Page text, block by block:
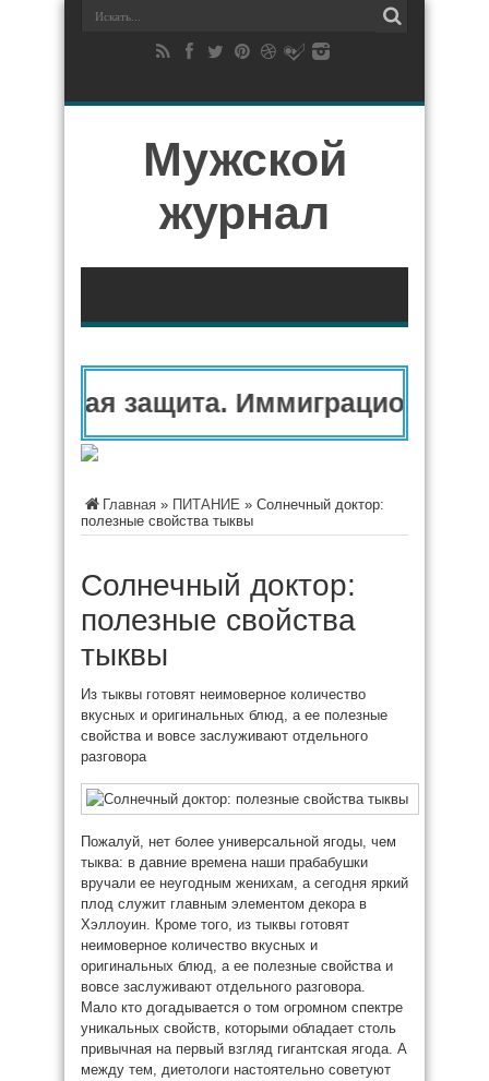
Мужской
журнал
защита. Иммиграционный
Главная » ПИТАНИЕ » Солнечный доктор:
полезные свойства тыквы
Солнечный доктор:
полезные свойства
тыквы
Из тыквы готовят неимоверное количество
вкусных и оригинальных блюд, а ее полезные
свойства и вовсе заслуживают отдельного
разговора
Пожалуй, нет более универсальной ягоды, чем
тыква: в давние времена наши прабабушки
вручали ее неугодным женихам, а сегодня яркий
плод служит главным элементом декора в
Хэллоуин. Кроме того, из тыквы готовят
неимоверное количество вкусных и
оригинальных блюд, а ее полезные свойства и
вовсе заслуживают отдельного разговора.
Мало кто догадывается о том огромном спектре
уникальных свойств, которыми обладает столь
привычная на первый взгляд гигантская ягода. А
между тем, диетологи настоятельно советуют